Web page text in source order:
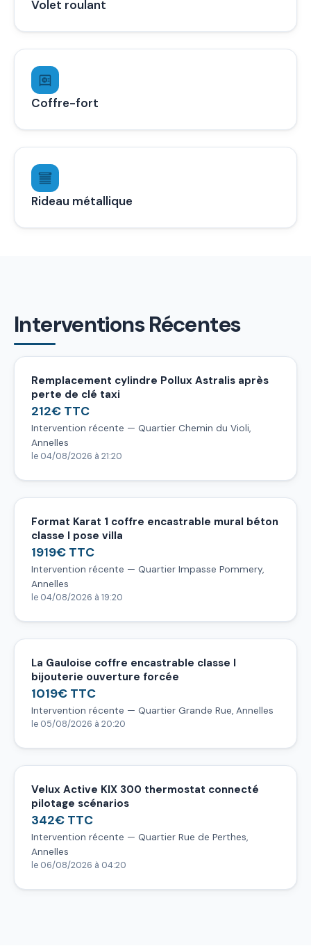
Volet roulant
Coffre-fort
Rideau métallique
Interventions Récentes
Remplacement cylindre Pollux Astralis après
perte de clé taxi
212€ TTC
Intervention récente — Quartier Chemin du Violi,
Annelles
le 04/08/2026 à 21:20
Format Karat 1 coffre encastrable mural béton
classe I pose villa
1919€ TTC
Intervention récente — Quartier Impasse Pommery,
Annelles
le 04/08/2026 à 19:20
La Gauloise coffre encastrable classe I
bijouterie ouverture forcée
1019€ TTC
Intervention récente — Quartier Grande Rue, Annelles
le 05/08/2026 à 20:20
Velux Active KIX 300 thermostat connecté
pilotage scénarios
342€ TTC
Intervention récente — Quartier Rue de Perthes,
Annelles
le 06/08/2026 à 04:20